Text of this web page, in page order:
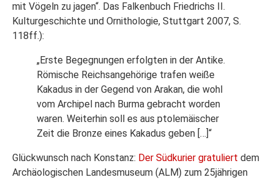
mit Vögeln zu jagen“. Das Falkenbuch Friedrichs II.
Kulturgeschichte und Ornithologie, Stuttgart 2007, S.
118ff.):
„Erste Begegnungen erfolgten in der Antike.
Römische Reichsangehörige trafen weiße
Kakadus in der Gegend von Arakan, die wohl
vom Archipel nach Burma gebracht worden
waren. Weiterhin soll es aus ptolemäischer
Zeit die Bronze eines Kakadus geben […]“
Glückwunsch nach Konstanz: Der Südkurier gratuliert dem
Archäologischen Landesmuseum (ALM) zum 25jährigen